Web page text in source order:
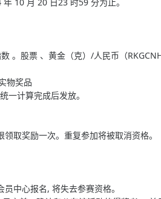
10 月 20 日23 时59 分为止。
。股票 、黄金（克）/人民币（
物奖品
一计算完成后发放。
取奖励一次。重复参加将被取消资格。
中心报名, 将失去参赛资格。